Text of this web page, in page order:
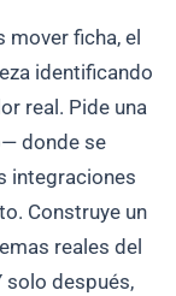
ficha, el
identificando
real. Pide una
donde se
integraciones
Construye un
reales del
solo después,